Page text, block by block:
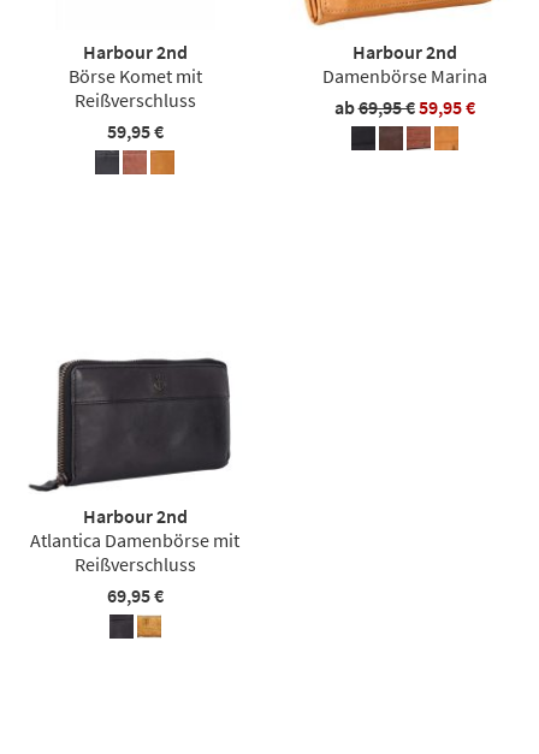
Harbour 2nd
Börse Komet mit
Reißverschluss
59,95 €
Harbour 2nd
Damenbörse Marina
ab69,95 €59,95 €
Harbour 2nd
Atlantica Damenbörse mit
Reißverschluss
69,95 €